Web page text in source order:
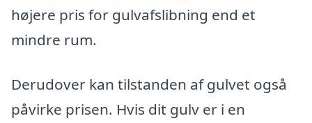
højere pris for gulvafslibning end et
mindre rum.
Derudover kan tilstanden af gulvet også
påvirke prisen. Hvis dit gulv er i en